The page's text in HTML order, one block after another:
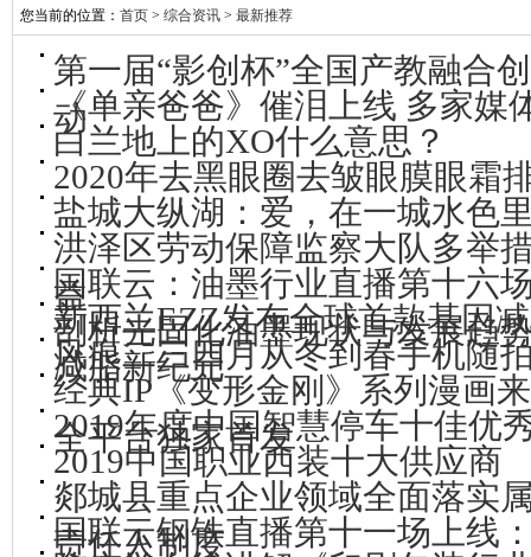
您当前的位置： 首页 > 综合资讯 > 最新推荐
第一届“影创杯”全国产教融合
动
《单亲爸爸》催泪上线 多家媒
白兰地上的XO什么意思？
2020年去黑眼圈去皱眼膜眼霜
盐城大纵湖：爱，在一城水色
洪泽区劳动保障监察大队多举
益
国联云：油墨行业直播第十
剖析光固化油墨现状与发展趋
新西兰EZZ发布全球首款基因
减脂新纪元
风痕二三四月从冬到春手机随
经典IP《变形金刚》系列漫画
全平台独家首发
2019年度中国智慧停车十佳优
2019中国职业西装十大供应商
郯城县重点企业领域全面落实
责任人制度
国联云钢铁直播第十一场上线